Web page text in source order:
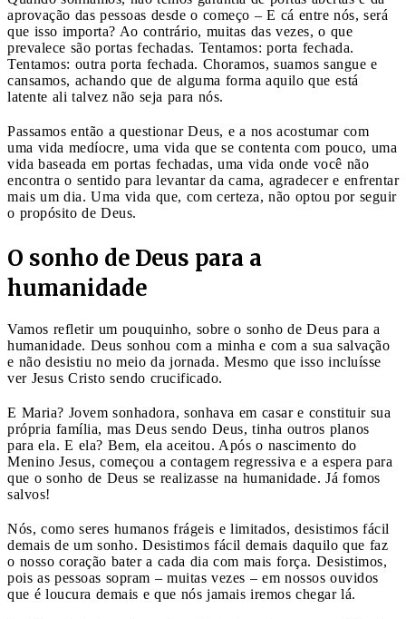
aprovação das pessoas desde o começo – E cá entre nós, será
que isso importa? Ao contrário, muitas das vezes, o que
prevalece são portas fechadas. Tentamos: porta fechada.
Tentamos: outra porta fechada. Choramos, suamos sangue e
cansamos, achando que de alguma forma aquilo que está
latente ali talvez não seja para nós.
Passamos então a questionar Deus, e a nos acostumar com
uma vida medíocre, uma vida que se contenta com pouco, uma
vida baseada em portas fechadas, uma vida onde você não
encontra o sentido para levantar da cama, agradecer e enfrentar
mais um dia. Uma vida que, com certeza, não optou por seguir
o propósito de Deus.
O sonho de Deus para a
humanidade
Vamos refletir um pouquinho, sobre o sonho de Deus para a
humanidade. Deus sonhou com a minha e com a sua salvação
e não desistiu no meio da jornada. Mesmo que isso incluísse
ver Jesus Cristo sendo crucificado.
E Maria? Jovem sonhadora, sonhava em casar e constituir sua
própria família, mas Deus sendo Deus, tinha outros planos
para ela. E ela? Bem, ela aceitou. Após o nascimento do
Menino Jesus, começou a contagem regressiva e a espera para
que o sonho de Deus se realizasse na humanidade. Já fomos
salvos!
Nós, como seres humanos frágeis e limitados, desistimos fácil
demais de um sonho. Desistimos fácil demais daquilo que faz
o nosso coração bater a cada dia com mais força. Desistimos,
pois as pessoas sopram – muitas vezes – em nossos ouvidos
que é loucura demais e que nós jamais iremos chegar lá.